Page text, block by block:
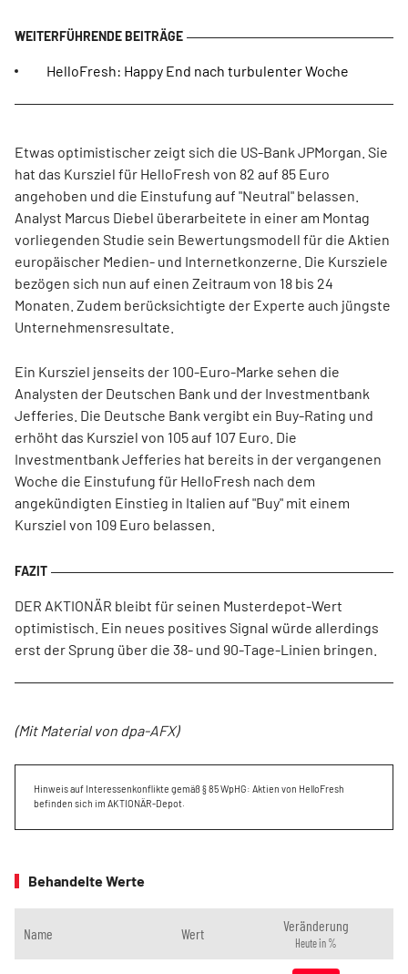
HelloFresh: Happy End nach turbulenter Woche
Etwas optimistischer zeigt sich die US-Bank JPMorgan. Sie
hat das Kursziel für HelloFresh von 82 auf 85 Euro
angehoben und die Einstufung auf "Neutral" belassen.
Analyst Marcus Diebel überarbeitete in einer am Montag
vorliegenden Studie sein Bewertungsmodell für die Aktien
europäischer Medien- und Internetkonzerne. Die Kursziele
bezögen sich nun auf einen Zeitraum von 18 bis 24
Monaten. Zudem berücksichtigte der Experte auch jüngste
Unternehmensresultate.
Ein Kursziel jenseits der 100-Euro-Marke sehen die
Analysten der Deutschen Bank und der Investmentbank
Jefferies. Die Deutsche Bank vergibt ein Buy-Rating und
erhöht das Kursziel von 105 auf 107 Euro. Die
Investmentbank Jefferies hat bereits in der vergangenen
Woche die Einstufung für HelloFresh nach dem
angekündigten Einstieg in Italien auf "Buy" mit einem
Kursziel von 109 Euro belassen.
DER AKTIONÄR bleibt für seinen Musterdepot-Wert
optimistisch. Ein neues positives Signal würde allerdings
erst der Sprung über die 38- und 90-Tage-Linien bringen.
(Mit Material von dpa-AFX)
Hinweis auf Interessenkonflikte gemäß § 85 WpHG: Aktien von HelloFresh
befinden sich im AKTIONÄR-Depot.
Behandelte Werte
Name Wert Veränderung
Heute in %